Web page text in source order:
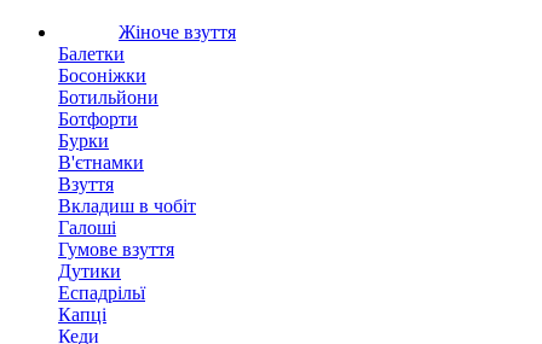
Жіноче взуття
Балетки
Босоніжки
Ботильйони
Ботфорти
Бурки
В'єтнамки
Взуття
Вкладиш в чобіт
Галоші
Гумове взуття
Дутики
Еспадрільї
Капці
Кеди